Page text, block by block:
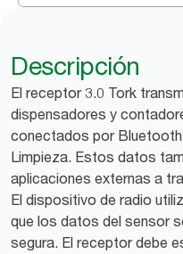
Descripción
El receptor 3.0 Tork
dispensadores y
conectados por
Limpieza. Estos datos
aplicaciones externas a
El dispositivo de radio
que los datos del sensor
segura. El receptor debe